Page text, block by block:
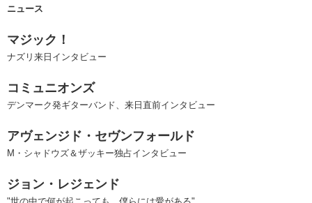
ニュース
マジック！
ナズリ来日インタビュー
コミュニオンズ
デンマーク発ギターバンド、来日直前インタビュー
アヴェンジド・セヴンフォールド
M・シャドウズ＆ザッキー独占インタビュー
ジョン・レジェンド